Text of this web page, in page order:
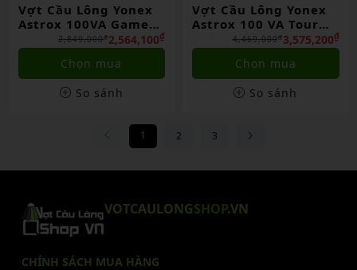
Vợt Cầu Lông Yonex
Astrox 100VA Game
Chính Hãng
2,564,100₫
2,849,000₫
Chọn mua
So sánh
Vợt Cầu Lông Yonex
Astrox 100 VA Tour
Chính Hãng
3,575,200₫
4,469,000₫
Chọn mua
So sánh
1 2 3
VOTCAULONGSHOP.VN
CHÍNH SÁCH MUA HÀNG